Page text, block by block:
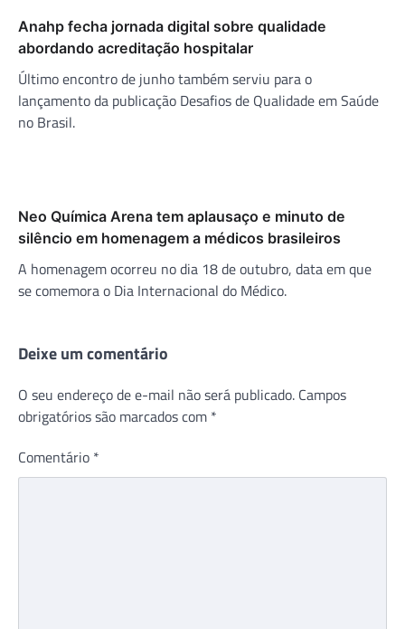
Anahp fecha jornada digital sobre qualidade
abordando acreditação hospitalar
Último encontro de junho também serviu para o
lançamento da publicação Desafios de Qualidade em Saúde
no Brasil.
Neo Química Arena tem aplausaço e minuto de
silêncio em homenagem a médicos brasileiros
A homenagem ocorreu no dia 18 de outubro, data em que
se comemora o Dia Internacional do Médico.
Deixe um comentário
O seu endereço de e-mail não será publicado. Campos
obrigatórios são marcados com *
Comentário *